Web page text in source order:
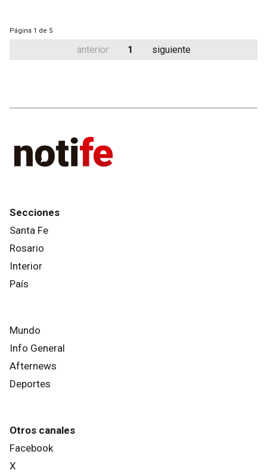
Página 1 de 5
anterior 1 siguiente
Secciones
Santa Fe
Rosario
Interior
País
Mundo
Info General
Afternews
Deportes
Otros canales
Facebook
X